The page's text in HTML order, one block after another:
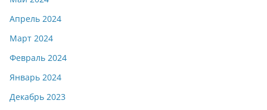
Апрель 2024
Март 2024
Февраль 2024
Январь 2024
Декабрь 2023